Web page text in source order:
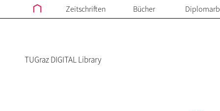
Zeitschriften Bücher
TUGraz DIGITAL Library